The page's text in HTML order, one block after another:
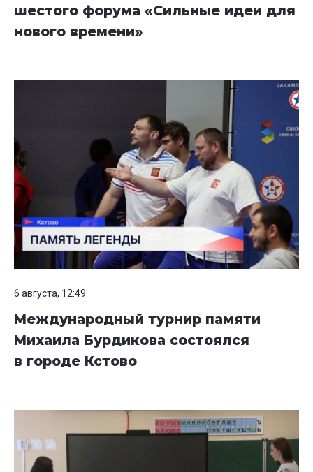
шестого форума «Сильные идеи для
нового времени»
6 августа, 12:49
Международный турнир памяти
Михаила Бурдикова состоялся
в городе Кстово